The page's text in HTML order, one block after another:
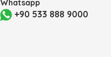
Whatsapp
+90 533 888 9000